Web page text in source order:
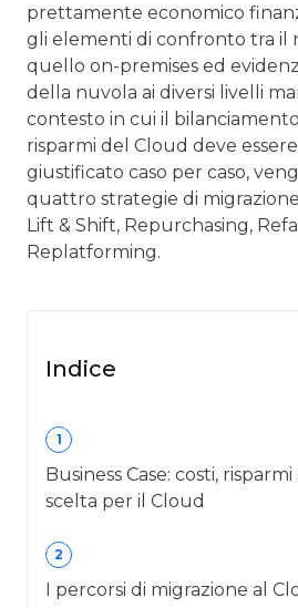
prettamente economico
gli elementi di confronto tra il
quello on-premises ed
della nuvola ai diversi livelli
contesto in cui il
risparmi del Cloud deve
giustificato caso per caso,
quattro strategie di
Lift & Shift, Repurchasing,
Replatforming.
Indice
1
Business Case: costi,
scelta per il Cloud
2
I percorsi di migrazione al